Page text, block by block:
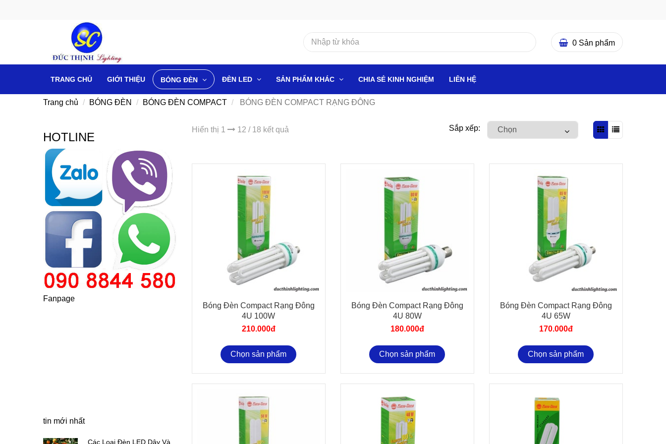
0 Sản phẩm
TRANG CHỦ GIỚI THIỆU BÓNG ĐÈN ĐÈN LED SẢN PHẨM KHÁC CHIA SẺ KINH NGHIỆM LIÊN HỆ
Trang chủ BÓNG ĐÈN BÓNG ĐÈN COMPACT BÓNG ĐÈN COMPACT RẠNG ĐÔNG
Hiển thị 1 12 / 18 kết quả Sắp xếp:
Bóng Đèn Compact Rạng Đông
4U 100W
210.000đ
Chọn sản phẩm
Bóng Đèn Compact Rạng Đông
4U 80W
180.000đ
Chọn sản phẩm
Bóng Đèn Compact Rạng Đông
4U 65W
170.000đ
Chọn sản phẩm
HOTLINE
Fanpage
tin mới nhất
Các Loại Đèn LED Dây Và
Các Loại Đèn LED Dây Và
Các Loại Đèn LED Dây Và